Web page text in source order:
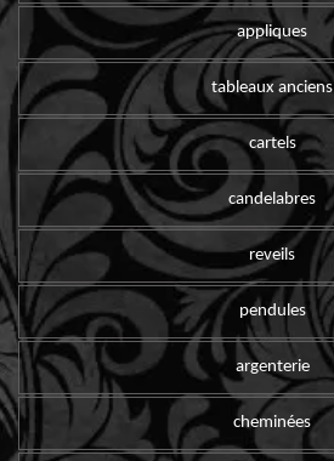
appliques
tableaux anciens
cartels
candelabres
reveils
pendules
argenterie
cheminées